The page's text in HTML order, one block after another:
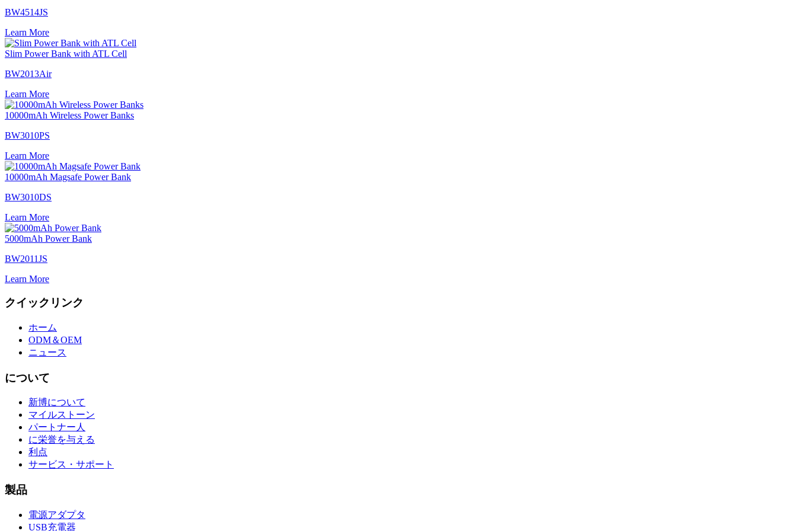
BW4514JS
Learn More
Slim Power Bank with ATL Cell
BW2013Air
Learn More
10000mAh Wireless Power Banks
BW3010PS
Learn More
10000mAh Magsafe Power Bank
BW3010DS
Learn More
5000mAh Power Bank
BW2011JS
Learn More
クイックリンク
ホーム
ODM＆OEM
ニュース
について
新博について
マイルストーン
パートナー人
に栄誉を与える
利点
サービス・サポート
製品
電源アダプタ
USB充電器